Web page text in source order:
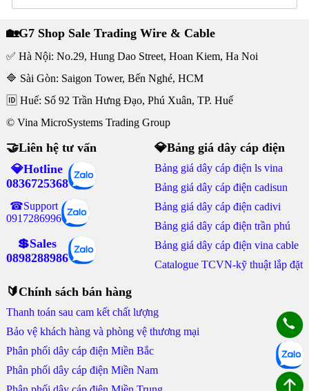
🏡G7 Shop Sale Trading Wire & Cable
✅ Hà Nội: No.29, Hung Dao Street, Hoan Kiem, Ha Noi
🔷 Sài Gòn: Saigon Tower, Bến Nghé, HCM
🆔 Huế: Số 92 Trần Hưng Đạo, Phú Xuân, TP. Huế
© Vina MicroSystems Trading Group
🤝Liên hệ tư vấn
💎Hotline
0836725368
☎Support
0917286996
💲Sales
0898288986
💎Bảng giá dây cáp điện
Bảng giá dây cáp điện ls vina
Bảng giá dây cáp điện cadisun
Bảng giá dây cáp điện cadivi
Bảng giá dây cáp điện trần phú
Bảng giá dây cáp điện vina cable
Catalogue TCVN-kỹ thuật lắp đặt
🔰Chính sách bán hàng
Thanh toán sau cam kết chất lượng
Bảo vệ khách hàng và phòng vệ thương mại
Phân phối dây cáp điện Miền Bắc
Phân phối dây cáp điện Miền Nam